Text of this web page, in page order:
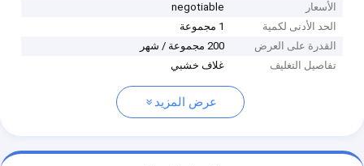
الأسعار
negotiable
الحد الأدنى لكمية
1 مجموعة
القدرة على العرض
200 مجموعة / شهر
تفاصيل التغليف
غلاف خشبي
عرض المزيد